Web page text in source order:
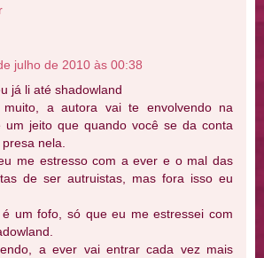
julho de 2010 às 00:38
já li até shadowland
muito, a autora vai te envolvendo na
um jeito que quando você se da conta
nela.
me estresso com a ever e o mal das
de ser autruistas, mas fora isso eu
um fofo, só que eu me estressei com
a ever vai entrar cada vez mais